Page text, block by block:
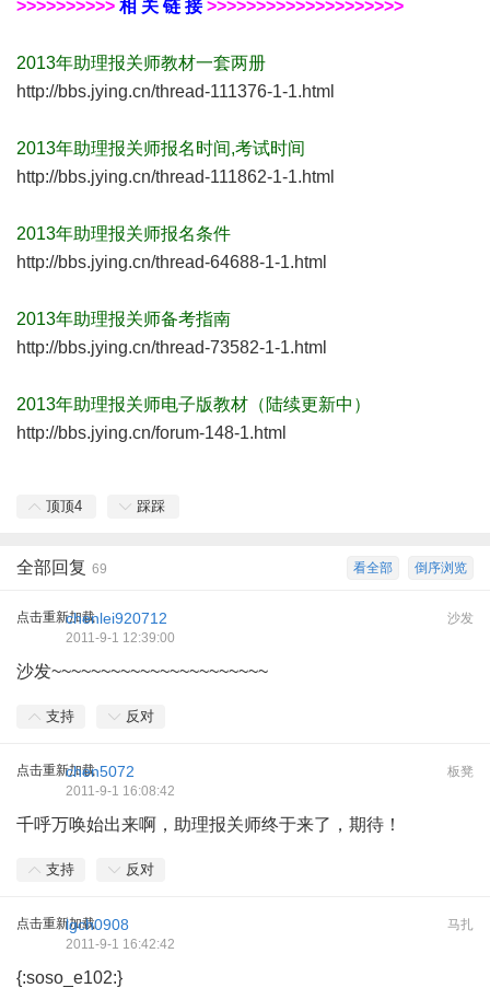
>>>>>>>>>> 相 关 链 接>>>>>>>>>>>>>>>>>>>>
2013年助理报关师教材一套两册
http://bbs.jying.cn/thread-111376-1-1.html
2013年助理报关师报名时间,考试时间
http://bbs.jying.cn/thread-111862-1-1.html
2013年助理报关师报名条件
http://bbs.jying.cn/thread-64688-1-1.html
2013年助理报关师备考指南
http://bbs.jying.cn/thread-73582-1-1.html
2013年助理报关师电子版教材（陆续更新中）
http://bbs.jying.cn/forum-148-1.html
顶顶4 踩踩
倒序浏览
看全部
全部回复 69
点击重新加载 沙发
chenlei920712
2011-9-1 12:39:00
沙发~~~~~~~~~~~~~~~~~~~~~~
支持 反对
点击重新加载 板凳
chen5072
2011-9-1 16:08:42
千呼万唤始出来啊，助理报关师终于来了，期待！
支持 反对
点击重新加载 马扎
lgch0908
2011-9-1 16:42:42
{:soso_e102:}